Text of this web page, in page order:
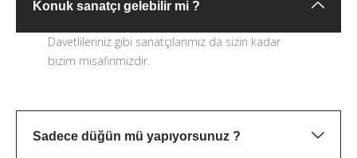
Konuk sanatçı gelebilir mi ?
Davetlileriniz gibi sanatçılarımız da sizin kadar
bizim misafirimizdir.
Sadece düğün mü yapıyorsunuz ?